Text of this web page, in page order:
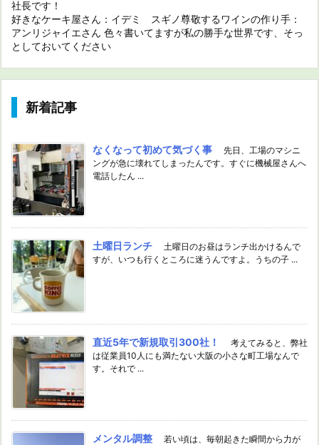
社長です！
好きなケーキ屋さん：イデミ スギノ尊敬するワインの作り手：
アンリジャイエさん 色々書いてますが私の勝手な世界です、そっ
としておいてください
新着記事
なくなって初めて気づく事
先日、工場のマシニ
ングが急に壊れてしまったんです。すぐに機械屋さんへ
電話したん ...
土曜日ランチ
土曜日のお昼はランチ出かけるんで
すが、いつも行くところに迷うんですよ。うちの子 ...
直近5年で新規取引300社！
考えてみると、弊社
は従業員10人にも満たない大阪の小さな町工場なんで
す。それで ...
メンタル調整
若い頃は、毎朝起きた瞬間から力が